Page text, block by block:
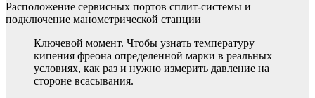
Расположение сервисных портов сплит-системы и
подключение манометрической станции
Ключевой момент. Чтобы узнать температуру
кипения фреона определенной марки в реальных
условиях, как раз и нужно измерить давление на
стороне всасывания.